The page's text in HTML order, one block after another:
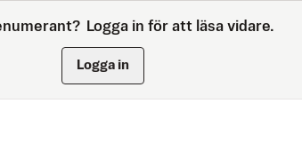
Logga in för att läsa vidare.
Logga in